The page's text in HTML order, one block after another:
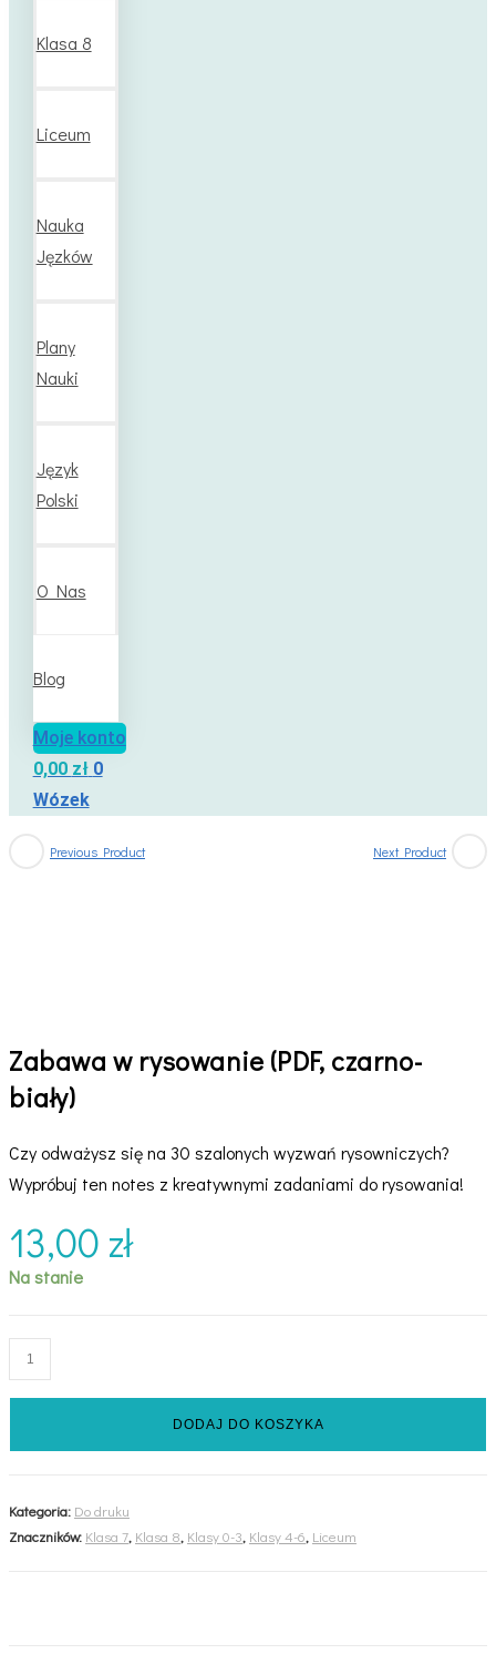
Klasa 8
Liceum
Nauka
Jęzków
Plany
Nauki
Język
Polski
O Nas
Blog
Moje konto
0,00 zł 0
Wózek
Previous Product Next Product
Zabawa w rysowanie (PDF, czarno-
biały)
Czy odważysz się na 30 szalonych wyzwań rysowniczych?
Wypróbuj ten notes z kreatywnymi zadaniami do rysowania!
13,00 zł
Na stanie
ilość
Zabawa
czarno-
biały)
DODAJ DO KOSZYKA
Kategoria: Do druku
Znaczników: Klasa 7, Klasa 8, Klasy 0-3, Klasy 4-6, Liceum